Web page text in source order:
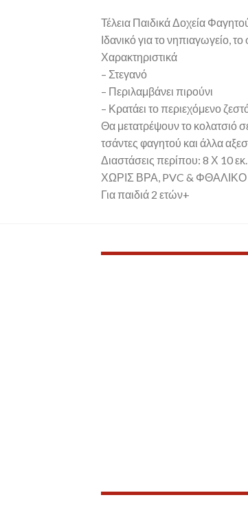
Τέλεια Παιδικά Δοχεία
Ιδανικό για το νηπιαγωγείο, το
Χαρακτηριστικά
– Στεγανό
– Περιλαμβάνει πιρούνι
– Κρατάει το περιεχόμενο
Θα μετατρέψουν το κολατσιό
τσάντες φαγητού και άλλα
Διαστάσεις περίπου: 8 Χ 10 εκ.
ΧΩΡΙΣ ΒΡΑ, PVC & ΦΘΑΛΙΚΟ
Για παιδιά 2 ετών+